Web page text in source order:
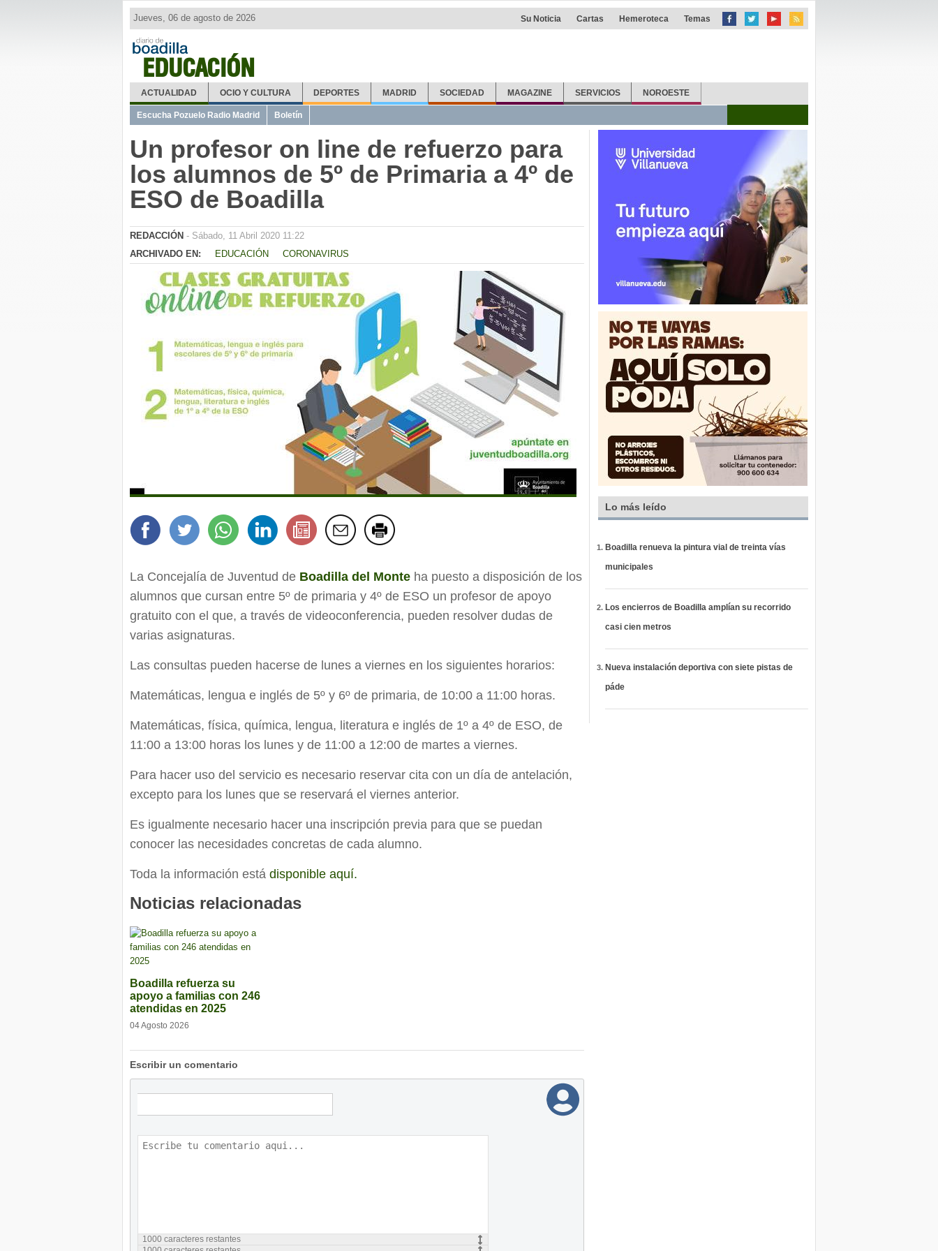
EDUCACIÓN
Jueves, 06 de agosto de 2026 Su Noticia Cartas Hemeroteca Temas
ACTUALIDAD OCIO Y CULTURA DEPORTES MADRID SOCIEDAD MAGAZINE SERVICIOS NOROESTE
Escucha Pozuelo Radio Madrid Boletín
Un profesor on line de refuerzo para
los alumnos de 5º de Primaria a 4º de
ESO de Boadilla
REDACCIÓN - Sábado, 11 Abril 2020 11:22
ARCHIVADO EN:
EDUCACIÓN CORONAVIRUS
La Concejalía de Juventud de Boadilla del Monte ha puesto a disposición de los
alumnos que cursan entre 5º de primaria y 4º de ESO un profesor de apoyo
gratuito con el que, a través de videoconferencia, pueden resolver dudas de
varias asignaturas.
Las consultas pueden hacerse de lunes a viernes en los siguientes horarios:
Matemáticas, lengua e inglés de 5º y 6º de primaria, de 10:00 a 11:00 horas.
Matemáticas, física, química, lengua, literatura e inglés de 1º a 4º de ESO, de
11:00 a 13:00 horas los lunes y de 11:00 a 12:00 de martes a viernes.
Para hacer uso del servicio es necesario reservar cita con un día de antelación,
excepto para los lunes que se reservará el viernes anterior.
Es igualmente necesario hacer una inscripción previa para que se puedan
conocer las necesidades concretas de cada alumno.
Toda la información está disponible aquí.
Noticias relacionadas
Boadilla refuerza su
apoyo a familias con 246
atendidas en 2025
04 Agosto 2026
Escribir un comentario
1000 caracteres restantes
Lo más leído
Boadilla renueva la pintura vial de treinta vías
municipales
Los encierros de Boadilla amplían su recorrido
casi cien metros
Nueva instalación deportiva con siete pistas de
páde